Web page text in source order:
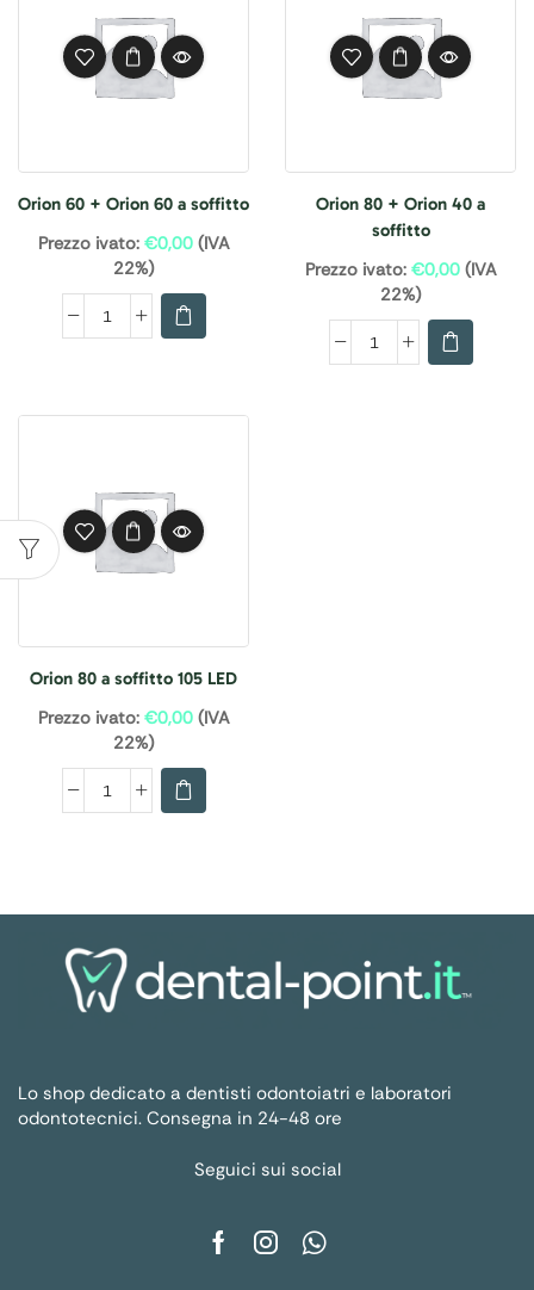
Orion 60 + Orion 60 a soffitto
Prezzo ivato: €0,00(IVA
22%)
Orion 80 + Orion 40 a
soffitto
Prezzo ivato: €0,00(IVA
22%)
Orion 80 a soffitto 105 LED
Prezzo ivato: €0,00(IVA
22%)
Lo shop dedicato a dentisti odontoiatri e laboratori
odontotecnici. Consegna in 24-48 ore
Seguici sui social